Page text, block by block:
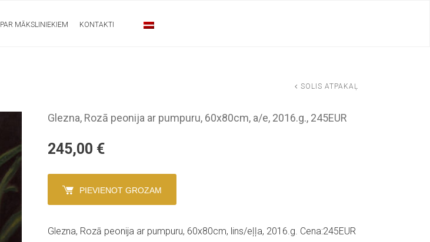
PAR MĀKSLINIEKIEM KONTAKTI
SOLIS ATPAKAĻ
Glezna, Rozā peonija ar pumpuru, 60x80cm, a/e, 2016.g., 245EUR
245,00 €
PIEVIENOT GROZAM
Glezna, Rozā peonija ar pumpuru, 60x80cm, lins/eļļa, 2016.g. Cena:245EUR